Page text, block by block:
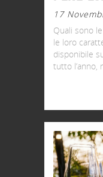
17
Quali sono
le loro
disponibile
tutto l’anno,